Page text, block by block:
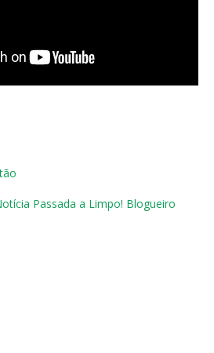
Passada a Limpo! Blogueiro